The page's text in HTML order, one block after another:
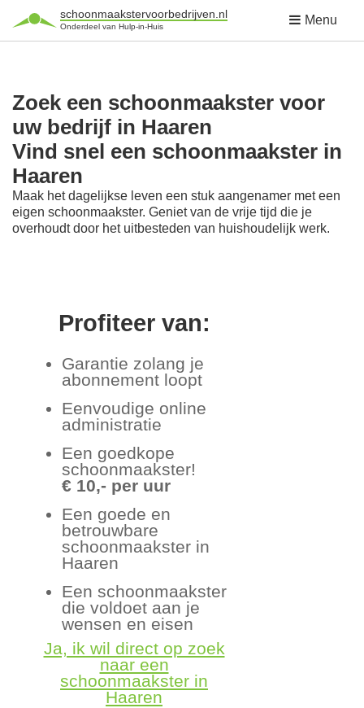
schoonmaakstervoorbedrijven.nl
Onderdeel van Hulp-in-Huis Menu
Zoek een schoonmaakster voor
uw bedrijf in Haaren
Vind snel een schoonmaakster in
Haaren
Maak het dagelijkse leven een stuk aangenamer met een
eigen schoonmaakster. Geniet van de vrije tijd die je
overhoudt door het uitbesteden van huishoudelijk werk.
Profiteer van:
Garantie zolang je
abonnement loopt
Eenvoudige online
administratie
Een goedkope
schoonmaakster!
€ 10,- per uur
Een goede en
betrouwbare
schoonmaakster in
Haaren
Een schoonmaakster
die voldoet aan je
wensen en eisen
Ja, ik wil direct op zoek
naar een
schoonmaakster in
Haaren